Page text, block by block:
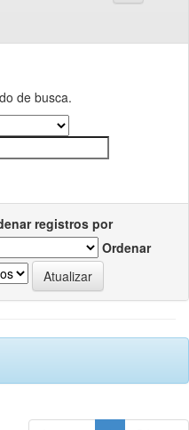
de busca.
registros por
Ordenar